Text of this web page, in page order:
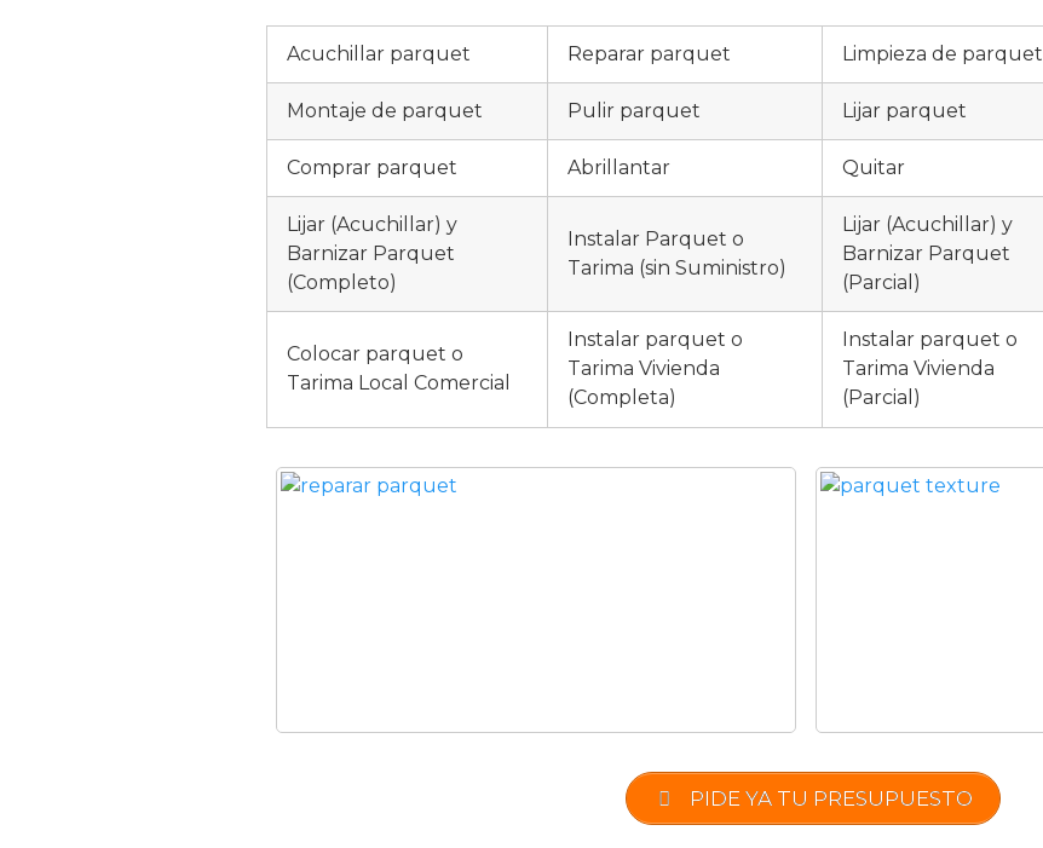
Acuchillar parquet Reparar parquet Limpieza de parquet
Montaje de parquet Pulir parquet Lijar parquet
Comprar parquet Abrillantar Quitar
Lijar (Acuchillar) y
Barnizar Parquet
(Completo)
Instalar Parquet o
Tarima (sin Suministro)
Lijar (Acuchillar) y
Barnizar Parquet
(Parcial)
Colocar parquet o
Tarima Local Comercial
Instalar parquet o
Tarima Vivienda
(Completa)
Instalar parquet o
Tarima Vivienda
(Parcial)
PIDE YA TU PRESUPUESTO